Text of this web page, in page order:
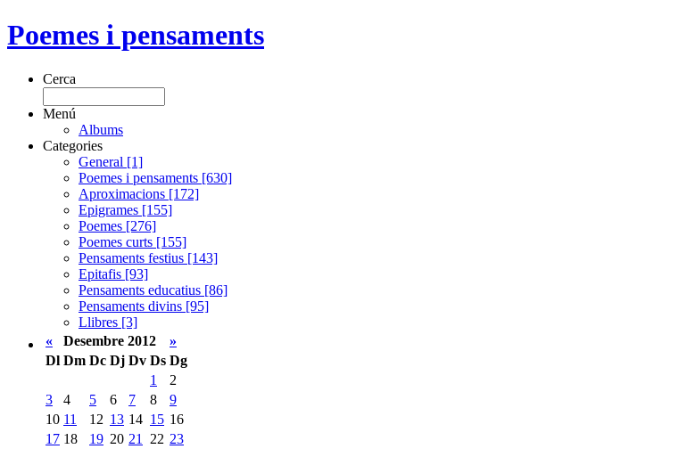
Poemes i pensaments
Cerca
Menú
Albums
Categories
General [1]
Poemes i pensaments [630]
Aproximacions [172]
Epigrames [155]
Poemes [276]
Poemes curts [155]
Pensaments festius [143]
Epitafis [93]
Pensaments educatius [86]
Pensaments divins [95]
Llibres [3]
«
Desembre 2012
»
Dl Dm Dc Dj Dv Ds Dg
1
2
3
4 5 6 7 8
9
10 11 12 13 14 15 16
17 18 19 20 21 22 23